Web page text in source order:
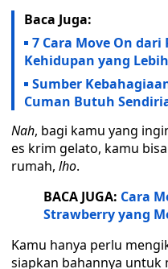
Baca Juga:
7 Cara Move On
Kehidupan yang
Sumber
Cuman Butuh
Nah, bagi kamu yang
es krim gelato, kamu
rumah, lho.
BACA JUGA: Cara
Strawberry yang
Kamu hanya perlu
siapkan bahannya untuk